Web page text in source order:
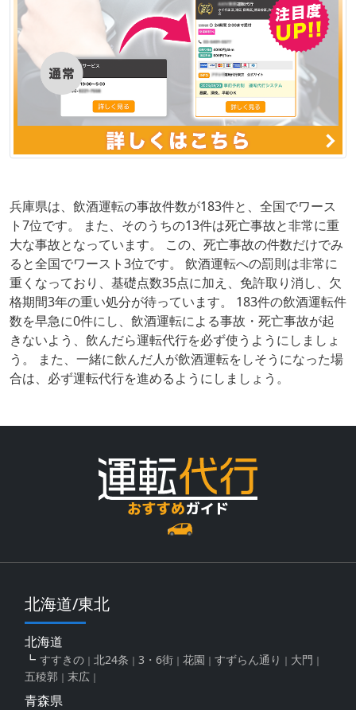
兵庫県は、飲酒運転の事故件数が183件と、全国でワース
ト7位です。 また、そのうちの13件は死亡事故と非常に重
大な事故となっています。 この、死亡事故の件数だけでみ
ると全国でワースト3位です。 飲酒運転への罰則は非常に
重くなっており、基礎点数35点に加え、免許取り消し、欠
格期間3年の重い処分が待っています。 183件の飲酒運転件
数を早急に0件にし、飲酒運転による事故・死亡事故が起
きないよう、飲んだら運転代行を必ず使うようにしましょ
う。 また、一緒に飲んだ人が飲酒運転をしそうになった場
合は、必ず運転代行を進めるようにしましょう。
北海道/東北
北海道
すすきの 北24条 3・6街 花園 すずらん通り
大門
五稜郭
末広
青森県